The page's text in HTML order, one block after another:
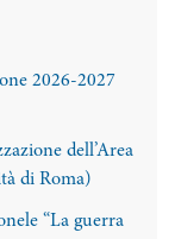
2026-2027
dell’Area
di Roma)
“La guerra